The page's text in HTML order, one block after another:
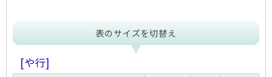
表のサイズを切替え
[や行]